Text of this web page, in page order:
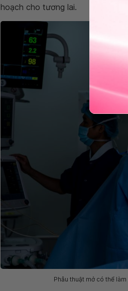
hoạch cho tương lai.
Phẫu thuật mở có thể